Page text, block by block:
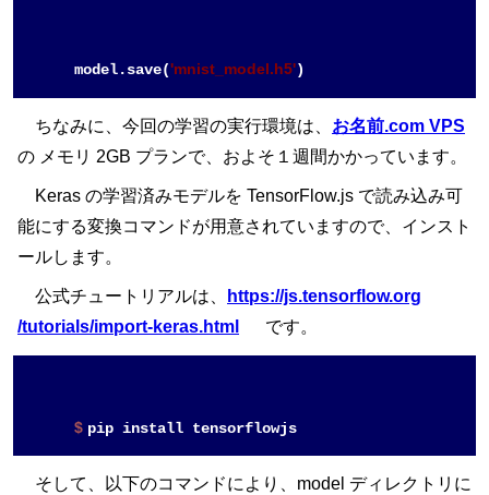
model.save('mnist_model.h5'
ちなみに、今回の学習の実行環境は、 お名前.com VPS
の メモリ 2GB プランで、およそ１週間かかっています。
Keras の学習済みモデルを TensorFlow.js で読み込み可
能にする変換コマンドが用意されていますので、インスト
ールします。
公式チュートリアルは、
https://js.tensorflow.org
/tutorials/import-keras.html です。
$
そして、以下のコマンドにより、model ディレクトリに